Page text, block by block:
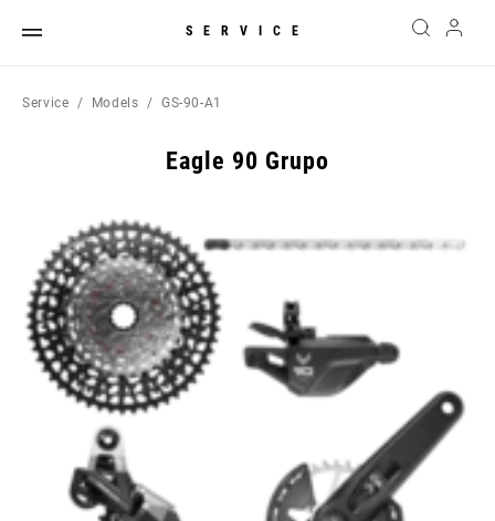
SERVICE
Service Models GS-90-A1
Eagle 90 Grupo